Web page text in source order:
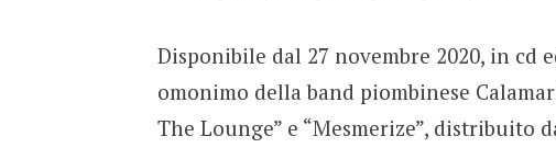
Disponibile dal 27 novembre 2020, in
omonimo della band piombinese
The Lounge” e “Mesmerize”, distribuito